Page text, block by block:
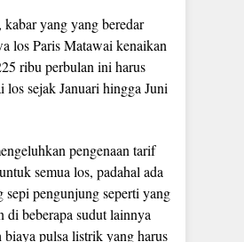
yang yang beredar
los Paris Matawai kenaikan
ribu perbulan ini harus
los sejak Januari hingga Juni
pengenaan tarif
semua los, padahal ada
sepi pengunjung seperti yang
di beberapa sudut lainnya
biaya pulsa listrik yang harus